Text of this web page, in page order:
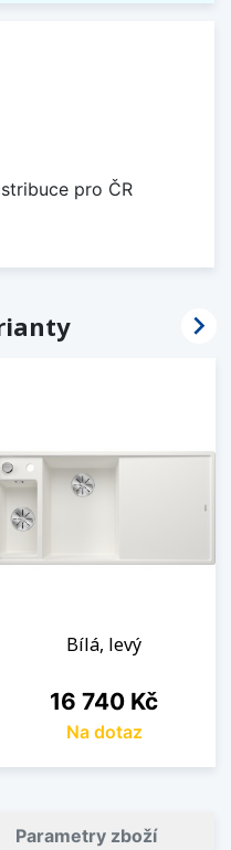
pro ČR
Bílá, levý
Cena
16 740 Kč
Na dotaz

Parametry zboží